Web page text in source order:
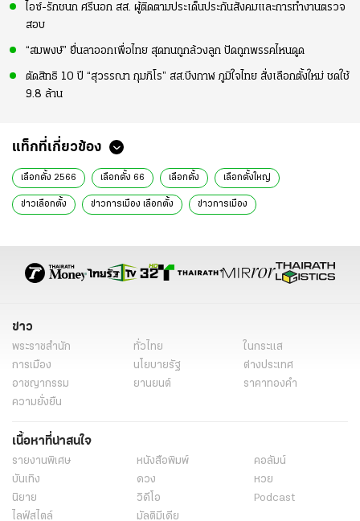
ไอซ์-รักชนก ศรีนอก สส. ผู้ติดตามประเด็นประกันสังคมและการทำงานตรวจ
สอบ
“สมพงษ์” ยื่นลาออกเพื่อไทย สุดทนถูกล้วงลูก ปัดถูกพรรคไหนดูด
ตัดสิทธิ 10 ปี “สุวรรณา กุมภิโร” สส.บึงกาฬ ภูมิใจไทย สั่งเลือกตั้งใหม่ ชดใช้
9.8 ล้าน
แท็กที่เกี่ยวข้อง
เลือกตั้ง 2566 เลือกตั้ง 66 เลือกตั้ง เลือกตั้งใหญ่
ข่าวเลือกตั้ง ข่าวการเมือง เลือกตั้ง ข่าวการเมือง
ธาม สมุทรานนท์ กทม. บางกะปิ-วังทองหลาง แบล็กลิสต์บูโร
ข่าว
พระราชสำนัก ทั่วไทย
ในกระแส
การเมือง
นโยบายรัฐ
ต่างประเทศ
อาชญากรรม
ยานยนต์
ราคาทองคำ
ความยั่งยืน
เนื้อหาที่น่าสนใจ
รายงานพิเศษ หนังสือพิมพ์
คอลัมน์
บันเทิง
ดวง
หวย
นิยาย
วิดีโอ
Podcast
ไลฟ์สไตล์
มัลติมีเดีย